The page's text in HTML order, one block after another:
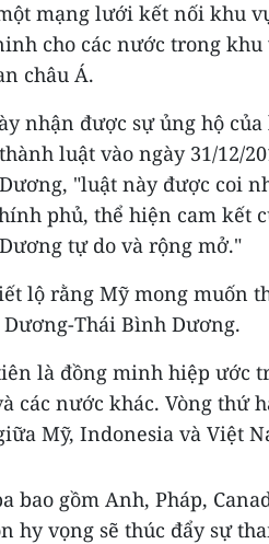
mạng lưới kết nối khu
cho các nước trong
châu Á.
nhận được sự ủng hộ
luật vào ngày 31/12/
"luật này được coi
phủ, thể hiện cam kết
tự do và rộng mở."
lộ rằng Mỹ mong muốn
Thái Bình Dương.
là đồng minh hiệp ước
các nước khác. Vòng thứ
Mỹ, Indonesia và Việt
bao gồm Anh, Pháp,
hy vọng sẽ thúc đẩy sự